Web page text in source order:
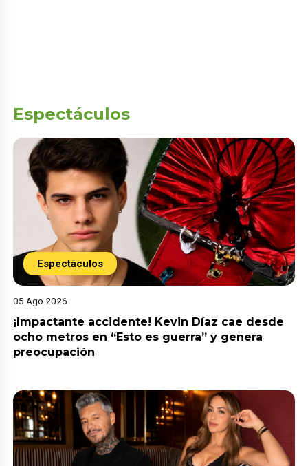
Espectáculos
Espectáculos
05 Ago 2026
¡Impactante accidente! Kevin Díaz cae desde
ocho metros en “Esto es guerra” y genera
preocupación